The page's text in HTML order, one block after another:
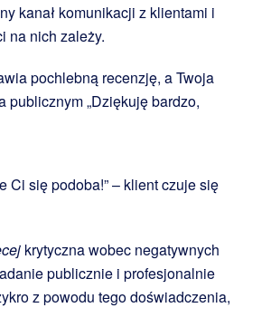
kanał komunikacji z klientami i
na nich zależy.
pochlebną recenzję, a Twoja
publicznym „Dziękuję bardzo,
Ci się podoba!” – klient czuje się
krytyczna wobec negatywnych
publicznie i profesjonalnie
z powodu tego doświadczenia,